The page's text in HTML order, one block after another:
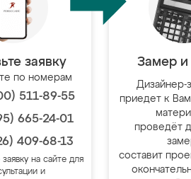
заявку
по номерам
511-89-55
665-24-01
409-68-13
на сайте для
и
Замер и
Дизайнер-
приедет к
проведёт
составит